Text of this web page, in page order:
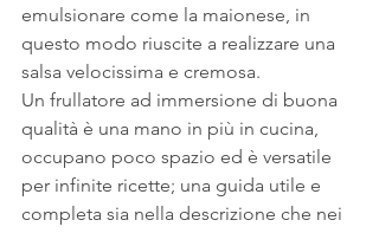
emulsionare come la maionese, in
questo modo riuscite a realizzare una
salsa velocissima e cremosa.
Un frullatore ad immersione di buona
qualità è una mano in più in cucina,
occupano poco spazio ed è versatile
per infinite ricette; una guida utile e
completa sia nella descrizione che nei